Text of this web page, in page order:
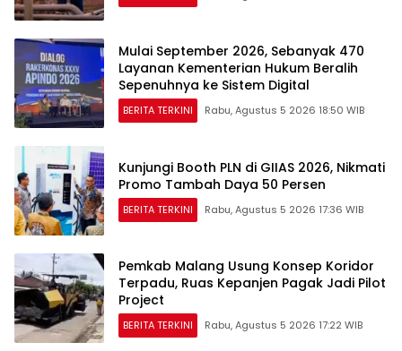
Mulai September 2026, Sebanyak 470
Layanan Kementerian Hukum Beralih
Sepenuhnya ke Sistem Digital
BERITA TERKINI Rabu, Agustus 5 2026 18:50 WIB
Kunjungi Booth PLN di GIIAS 2026, Nikmati
Promo Tambah Daya 50 Persen
BERITA TERKINI Rabu, Agustus 5 2026 17:36 WIB
Pemkab Malang Usung Konsep Koridor
Terpadu, Ruas Kepanjen Pagak Jadi Pilot
Project
BERITA TERKINI Rabu, Agustus 5 2026 17:22 WIB